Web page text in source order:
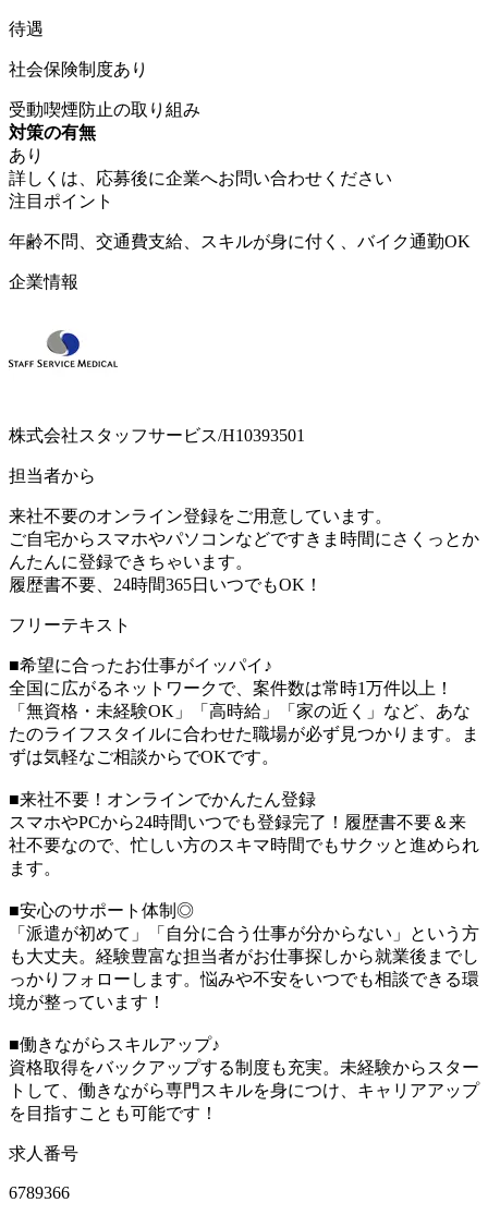
待遇
社会保険制度あり
受動喫煙防止の取り組み
対策の有無
あり
詳しくは、応募後に企業へお問い合わせください
注目ポイント
年齢不問、交通費支給、スキルが身に付く、バイク通勤OK
企業情報
株式会社スタッフサービス/H10393501
担当者から
来社不要のオンライン登録をご用意しています。
ご自宅からスマホやパソコンなどですきま時間にさくっとか
んたんに登録できちゃいます。
履歴書不要、24時間365日いつでもOK！
フリーテキスト
■希望に合ったお仕事がイッパイ♪
全国に広がるネットワークで、案件数は常時1万件以上！
「無資格・未経験OK」「高時給」「家の近く」など、あな
たのライフスタイルに合わせた職場が必ず見つかります。ま
ずは気軽なご相談からでOKです。
■来社不要！オンラインでかんたん登録
スマホやPCから24時間いつでも登録完了！履歴書不要＆来
社不要なので、忙しい方のスキマ時間でもサクッと進められ
ます。
■安心のサポート体制◎
「派遣が初めて」「自分に合う仕事が分からない」という方
も大丈夫。経験豊富な担当者がお仕事探しから就業後までし
っかりフォローします。悩みや不安をいつでも相談できる環
境が整っています！
■働きながらスキルアップ♪
資格取得をバックアップする制度も充実。未経験からスター
トして、働きながら専門スキルを身につけ、キャリアアップ
を目指すことも可能です！
求人番号
6789366